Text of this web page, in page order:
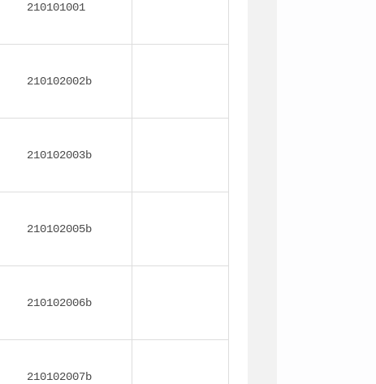
210101001
210102002b
210102003b
210102005b
210102006b
210102007b